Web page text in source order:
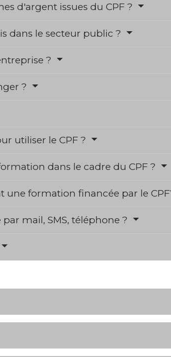
d'argent issues du CPF ?
dans le secteur public ?
?
?
utiliser le CPF ?
dans le cadre du CPF ?
une formation financée par le
mail, SMS, téléphone ?